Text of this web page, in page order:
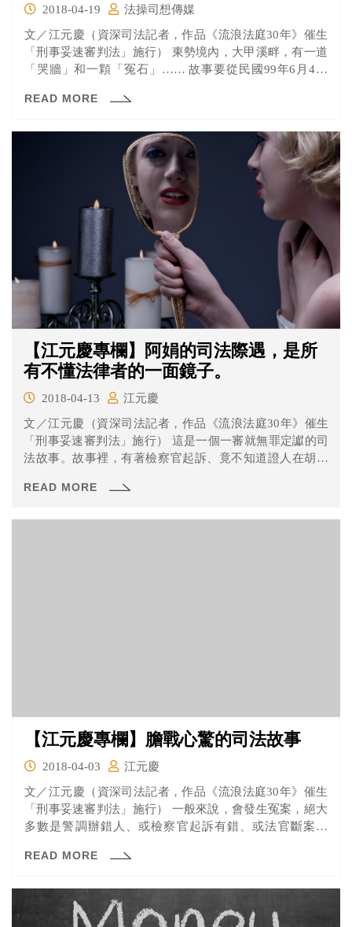
2018-04-19
法操司想傳媒
文／江元慶（資深司法記者，作品《流浪法庭30年》催生
「刑事妥速審判法」施行） 東勢境內，大甲溪畔，有一道
「哭牆」和一顆「冤石」…… 故事要從民國99年6月4日
READ MORE
【江元慶專欄】阿娟的司法際遇，是所
有不懂法律者的一面鏡子。
2018-04-13
江元慶
文／江元慶（資深司法記者，作品《流浪法庭30年》催生
「刑事妥速審判法」施行） 這是一個一審就無罪定讞的司
法故事。故事裡，有著檢察官起訴、竟不知道證人在胡言
READ MORE
【江元慶專欄】膽戰心驚的司法故事
2018-04-03
江元慶
文／江元慶（資深司法記者，作品《流浪法庭30年》催生
「刑事妥速審判法」施行） 一般來說，會發生冤案，絕大
多數是警調辦錯人、或檢察官起訴有錯、或法官斷案有
READ MORE